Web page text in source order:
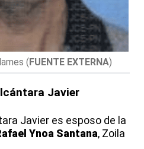
(FUENTE EXTERNA)
Javier
Javier es esposo de la
Ynoa Santana, Zoila